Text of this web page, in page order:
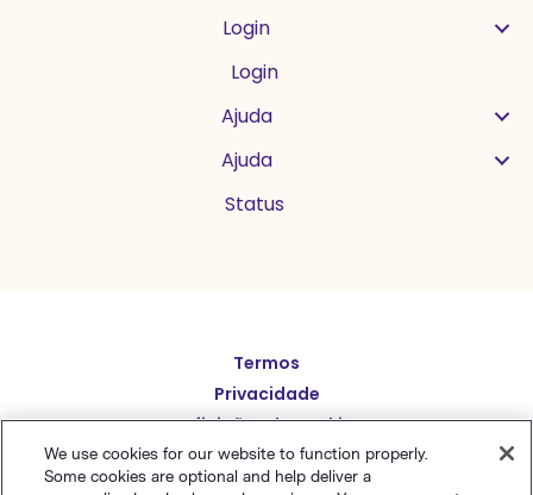
Login
Login
Ajuda
Ajuda
Status
Termos
Privacidade
Definições de cookies
Mapa do Site
Português (BR)
English
Español
Deutsch
We use cookies for our website to function properly.
Some cookies are optional and help deliver a